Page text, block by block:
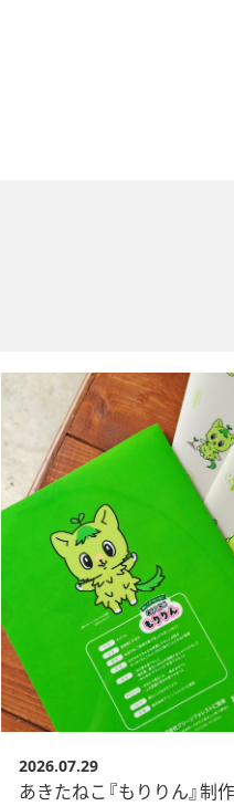
あきたねこ『もりりん』制作
2026.07.29